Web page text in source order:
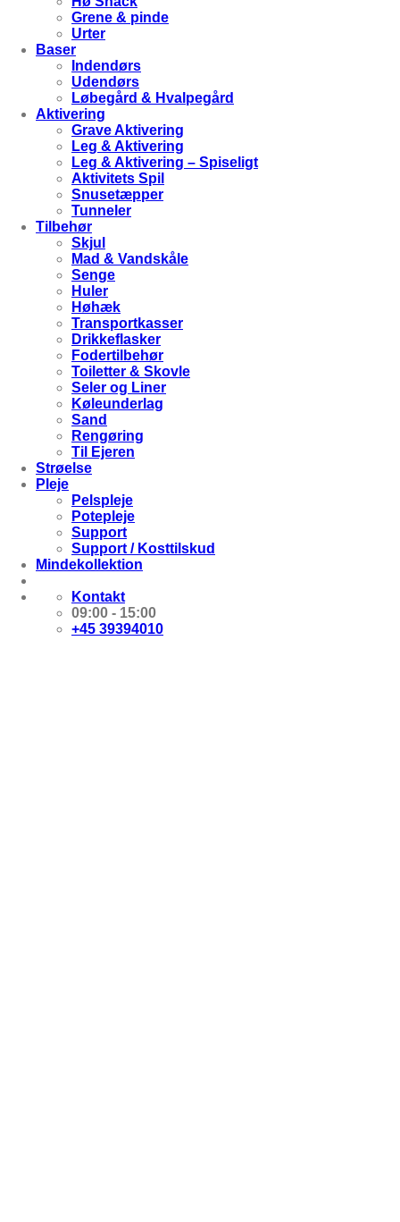
Grene & pinde
Urter
Baser
Indendørs
Udendørs
Løbegård & Hvalpegård
Aktivering
Grave Aktivering
Leg & Aktivering
Leg & Aktivering – Spiseligt
Aktivitets Spil
Snusetæpper
Tunneler
Tilbehør
Skjul
Mad & Vandskåle
Senge
Huler
Høhæk
Transportkasser
Drikkeflasker
Fodertilbehør
Toiletter & Skovle
Seler og Liner
Køleunderlag
Sand
Rengøring
Til Ejeren
Strøelse
Pleje
Pelspleje
Potepleje
Support
Support / Kosttilskud
Mindekollektion
Kontakt
09:00 - 15:00
+45 39394010